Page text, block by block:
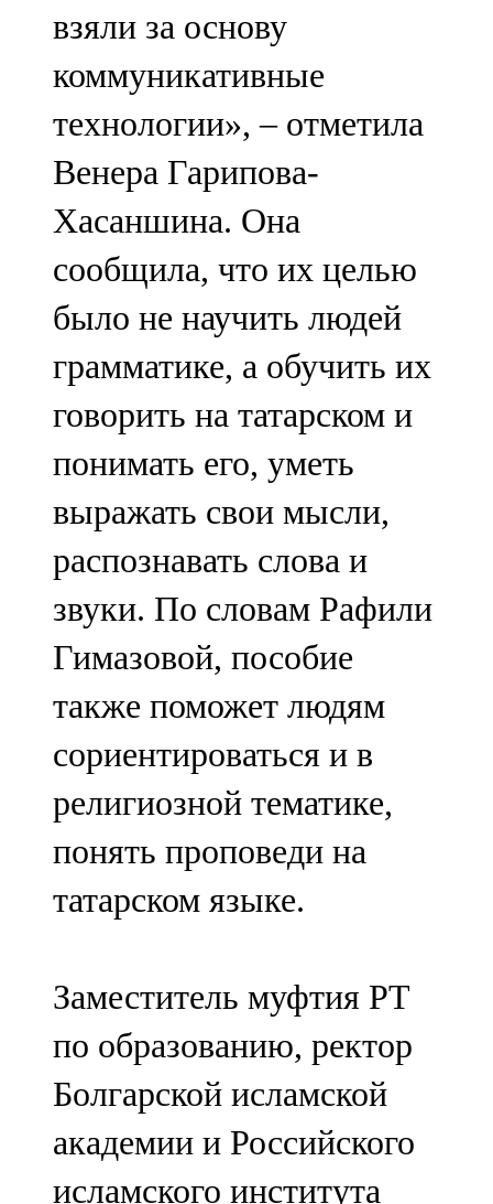
взяли за основу
коммуникативные
технологии», – отметила
Венера Гарипова-
Хасаншина. Она
сообщила, что их целью
было не научить людей
грамматике, а обучить их
говорить на татарском и
понимать его, уметь
выражать свои мысли,
распознавать слова и
звуки. По словам Рафили
Гимазовой, пособие
также поможет людям
сориентироваться и в
религиозной тематике,
понять проповеди на
татарском языке.
Заместитель муфтия РТ
по образованию, ректор
Болгарской исламской
академии и Российского
исламского института